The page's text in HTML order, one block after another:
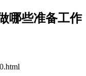
哪些准备工作